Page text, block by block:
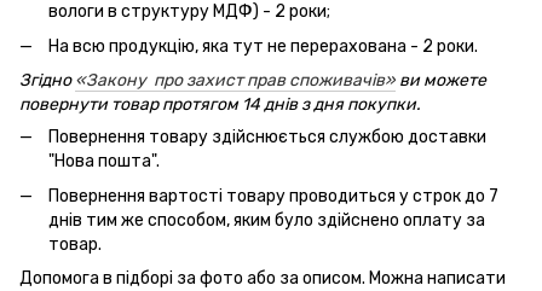
вологи в структуру МДФ) - 2 роки;
На всю продукцію, яка тут не перерахована - 2 роки.
Згідно«Закону про захист прав споживачів» ви можете
повернути товар протягом 14 днів з дня покупки.
Повернення товару здійснюється службою доставки
"Нова пошта".
Повернення вартості товару проводиться у строк до 7
днів тим же способом, яким було здійснено оплату за
товар.
Допомога в підборі за фото або за описом. Можна написати